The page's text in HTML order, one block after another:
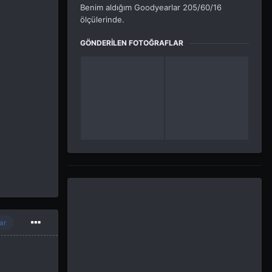
Benim aldığım Goodyearlar 205/60/16
ölçülerinde.
GÖNDERILEN FOTOĞRAFLAR